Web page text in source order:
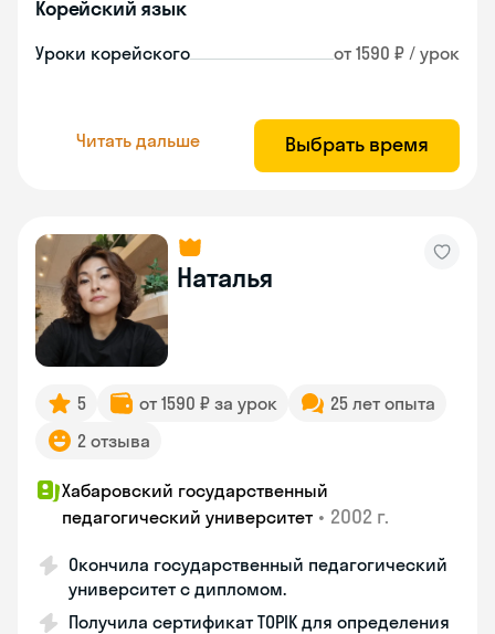
Корейский язык
Уроки корейского от 1590 ₽ / урок
Читать дальше Выбрать время
Наталья
5 от 1590 ₽ за урок
25 лет опыта
2 отзыва
Хабаровский государственный
педагогический университет • 2002 г.
Окончила государственный педагогический
университет с дипломом.
Получила сертификат TOPIK для определения